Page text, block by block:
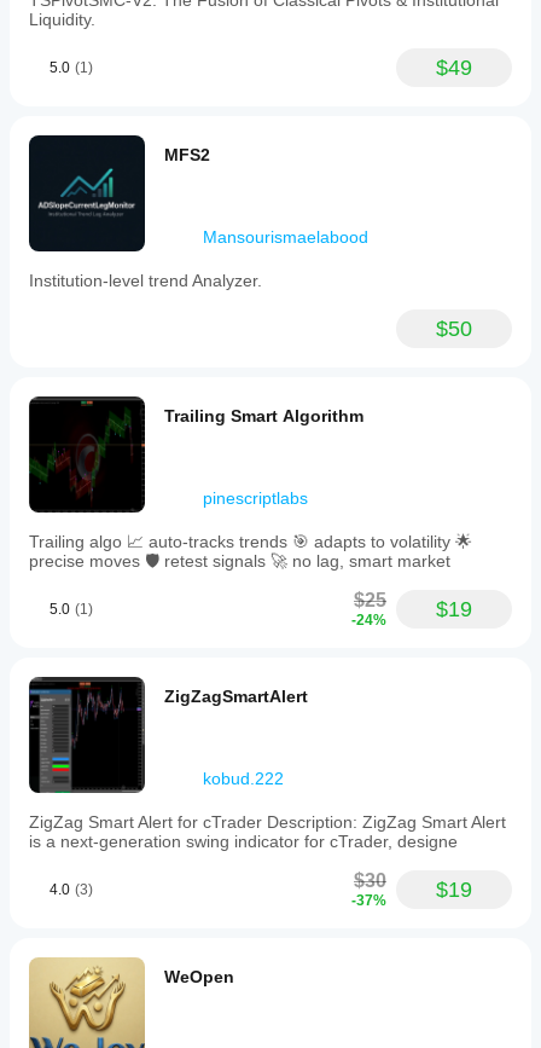
Liquidity.
5.0 (1) $49
MFS2
Mansourismaelabood
Institution-level trend Analyzer.
$50
Trailing Smart Algorithm
pinescriptlabs
Trailing algo 📈 auto-tracks trends 🎯 adapts to volatility 🌟
precise moves 🛡️ retest signals 🚀 no lag, smart market
5.0 (1) $25
-24% $19
ZigZagSmartAlert
kobud.222
ZigZag Smart Alert for cTrader Description: ZigZag Smart Alert
is a next-generation swing indicator for cTrader, designe
4.0 (3) $30
-37% $19
WeOpen